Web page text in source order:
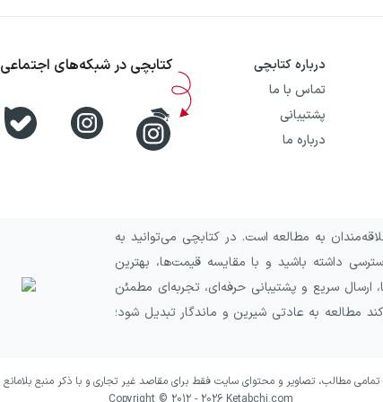
درباره کتابچی
تماس با ما
پشتیبانی
درباره ما
کتابچی در شبکه‌های اجتماعی
به مطالعه است. در کتابچی می‌توانید به
داشته باشید و با مقایسه قیمت‌ها، بهترین
سریع و پشتیبانی حرفه‌ای، تجربه‌ای مطمئن
مطالعه به عادتی شیرین و ماندگار تبدیل شود؛
تمامی مطالب، تصاویر و محتوای سایت فقط برای مقاصد غیر تجاری و با ذکر منبع